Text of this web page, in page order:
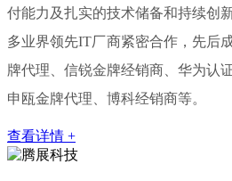
付能力及扎实的技术储备和持续创
多业界领先IT厂商紧密合作，先后
牌代理、信锐金牌经销商、华为认
申瓯金牌代理、博科经销商等。
查看详情 +